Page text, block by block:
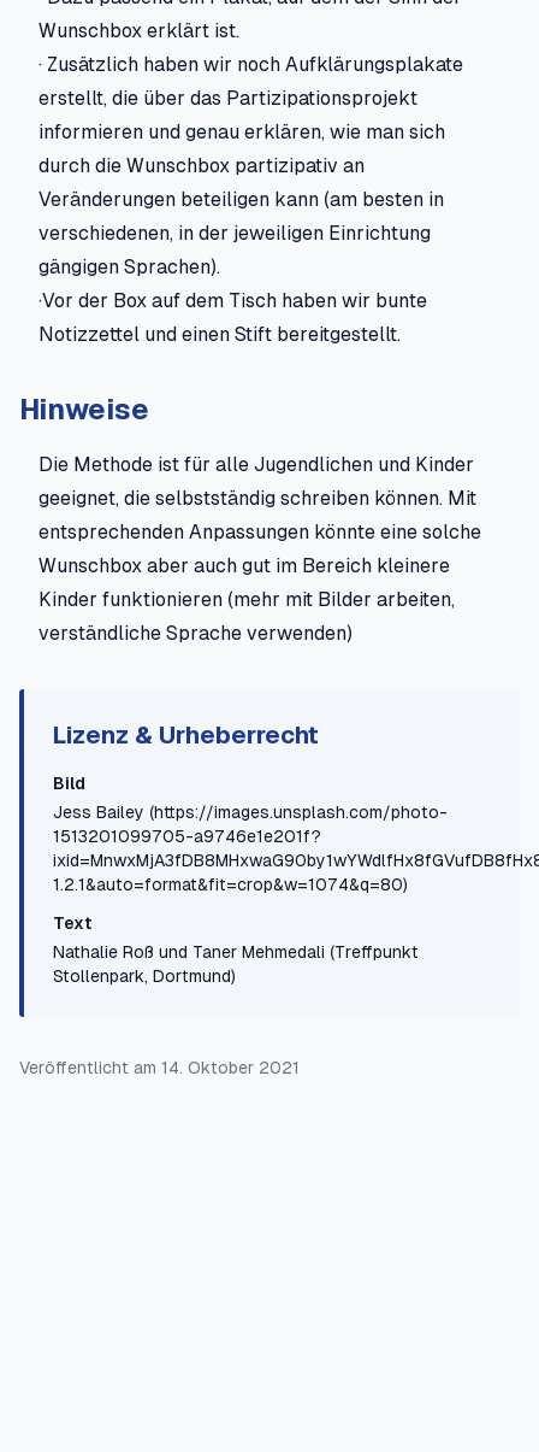
Wunschbox erklärt ist.
· Zusätzlich haben wir noch Aufklärungsplakate
erstellt, die über das Partizipationsprojekt
informieren und genau erklären, wie man sich
durch die Wunschbox partizipativ an
Veränderungen beteiligen kann (am besten in
verschiedenen, in der jeweiligen Einrichtung
gängigen Sprachen).
·Vor der Box auf dem Tisch haben wir bunte
Notizzettel und einen Stift bereitgestellt.
Hinweise
Die Methode ist für alle Jugendlichen und Kinder
geeignet, die selbstständig schreiben können. Mit
entsprechenden Anpassungen könnte eine solche
Wunschbox aber auch gut im Bereich kleinere
Kinder funktionieren (mehr mit Bilder arbeiten,
verständliche Sprache verwenden)
Lizenz & Urheberrecht
Bild
Jess Bailey (https://images.unsplash.com/photo-
1513201099705-a9746e1e201f?
1.2.1&auto=format&fit=crop&w=1074&q=80)
Text
Nathalie Roß und Taner Mehmedali (Treffpunkt
Stollenpark, Dortmund)
Veröffentlicht am 14. Oktober 2021